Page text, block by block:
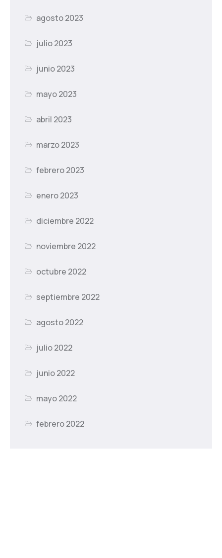
agosto 2023
julio 2023
junio 2023
mayo 2023
abril 2023
marzo 2023
febrero 2023
enero 2023
diciembre 2022
noviembre 2022
octubre 2022
septiembre 2022
agosto 2022
julio 2022
junio 2022
mayo 2022
febrero 2022